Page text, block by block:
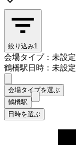
絞り込み1
会場タイプ：未設定
鶴橋駅日時：未設定
会場タイプを選ぶ
鶴橋駅
日時を選ぶ